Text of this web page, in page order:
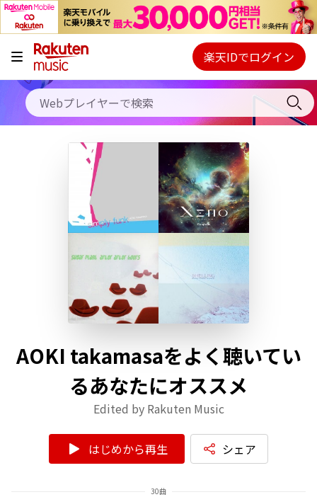
キャンペーン
料金プラン
使い方
初回30日間無料お試し
Webプレイヤー
ご契約内容の確認・変更
楽天IDでログイン
AOKI takamasaをよく聴いてい
るあなたにオススメ
Edited by Rakuten Music
はじめから再生 シェア
30曲